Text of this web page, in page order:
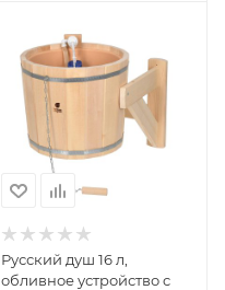
Русский душ 16 л,
обливное устройство c